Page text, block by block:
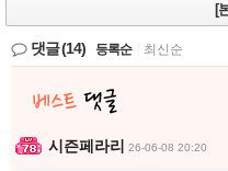
[
댓글(14) 등록순 최신순
시즌페라리 26-06-08 20:20